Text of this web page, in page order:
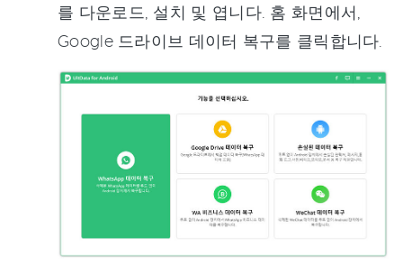
를 다운로드, 설치 및 엽니다. 홈 화면에서,
Google 드라이브 데이터 복구를 클릭합니다.